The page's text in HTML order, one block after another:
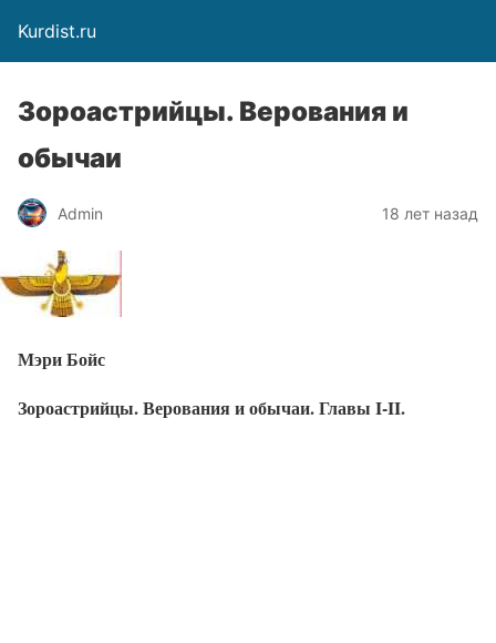
Kurdist.ru
Зороастрийцы. Верования и
обычаи
Admin 18 лет назад
Мэри Бойс
Зороастрийцы. Верования и обычаи. Главы I-II.